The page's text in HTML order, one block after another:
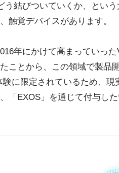
結びついていくか、とい
触覚デバイスがあります。
年にかけて高まっていっ
ことから、この領域で製品
に限定されているため、現
「EXOS」を通じて付与し